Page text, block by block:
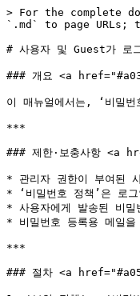
> For the complete
`.md` to page URLs;
# 사용자 및 Guest가 로
### 개요 <a
이 매뉴얼에서는, ‘비밀
***
### 제한·보충사항 <a
* 관리자 권한이 부여된
* ‘비밀번호 정책’은 로
* 사용자에게 발송된 비
* 비밀번호 등록용 메일
***
### 절차 <a